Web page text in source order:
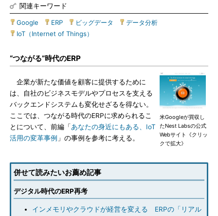
関連キーワード
Google ERP ビッグデータ データ分析
IoT（Internet of Things）
“つながる”時代のERP
米Googleが買収し
たNest Labsの公式
Webサイト《クリッ
クで拡大》
企業が新たな価値を顧客に提供するために
は、自社のビジネスモデルやプロセスを支える
バックエンドシステムも変化せざるを得ない。
ここでは、つながる時代のERPに求められるこ
とについて、前編「あなたの身近にもある、IoT
活用の変革事例 」の事例を参考に考える。
併せて読みたいお薦め記事
デジタル時代のERP再考
インメモリやクラウドが経営を変える ERPの「リアル